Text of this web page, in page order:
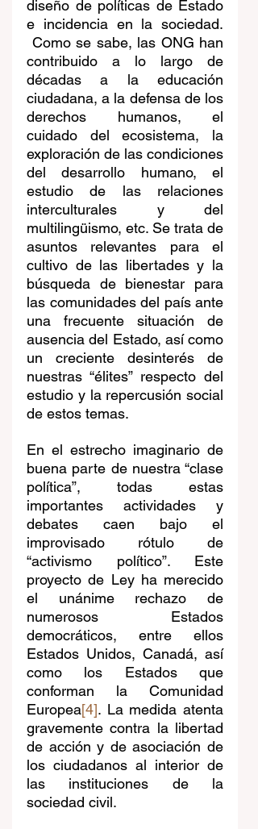
diseño de políticas de Estado
e incidencia en la sociedad.
Como se sabe, las ONG han
contribuido a lo largo de
décadas a la educación
ciudadana, a la defensa de los
derechos humanos, el
cuidado del ecosistema, la
exploración de las condiciones
del desarrollo humano, el
estudio de las relaciones
interculturales y del
multilingüismo, etc. Se trata de
asuntos relevantes para el
cultivo de las libertades y la
búsqueda de bienestar para
las comunidades del país ante
una frecuente situación de
ausencia del Estado, así como
un creciente desinterés de
nuestras “élites” respecto del
estudio y la repercusión social
de estos temas.
En el estrecho imaginario de
buena parte de nuestra “clase
política”, todas estas
importantes actividades y
debates caen bajo el
improvisado rótulo de
“activismo político”. Este
proyecto de Ley ha merecido
el unánime rechazo de
numerosos Estados
democráticos, entre ellos
Estados Unidos, Canadá, así
como los Estados que
conforman la Comunidad
Europea[4]. La medida atenta
gravemente contra la libertad
de acción y de asociación de
los ciudadanos al interior de
las instituciones de la
sociedad civil.